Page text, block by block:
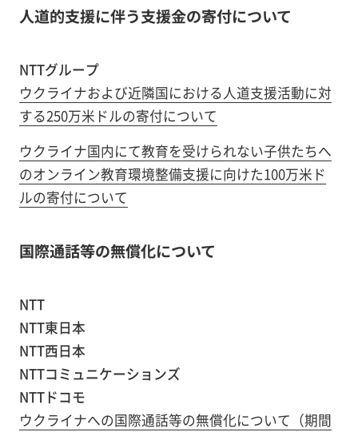
人道的支援に伴う支援金の寄付について
NTTグループ
ウクライナおよび近隣国における人道支援活動に対
する250万米ドルの寄付について
ウクライナ国内にて教育を受けられない子供たちへ
のオンライン教育環境整備支援に向けた100万米ド
ルの寄付について
国際通話等の無償化について
NTT
NTT東日本
NTT西日本
NTTコミュニケーションズ
NTTドコモ
ウクライナへの国際通話等の無償化について（期間